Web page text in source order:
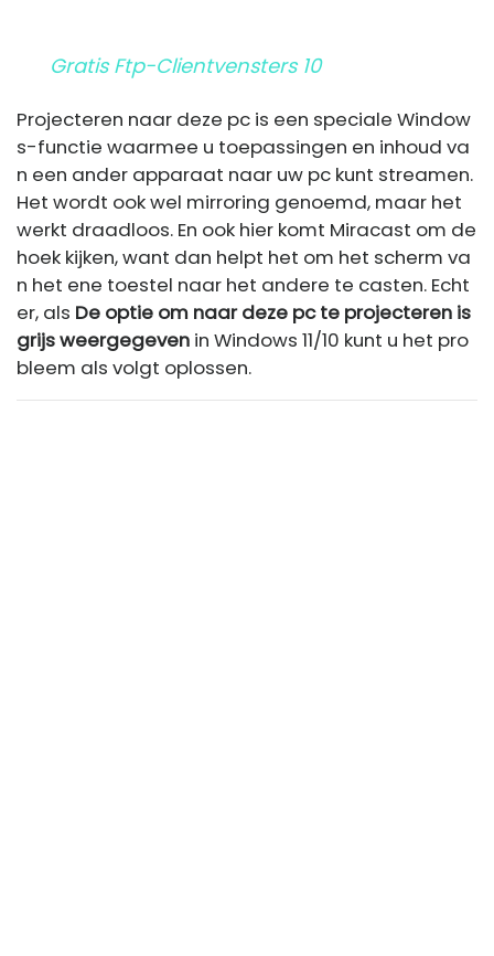
Gratis Ftp-Clientvensters 10
Projecteren naar deze pc is een speciale Window
s-functie waarmee u toepassingen en inhoud va
n een ander apparaat naar uw pc kunt streamen.
Het wordt ook wel mirroring genoemd, maar het
werkt draadloos. En ook hier komt Miracast om de
hoek kijken, want dan helpt het om het scherm va
n het ene toestel naar het andere te casten. Echt
er, als De optie om naar deze pc te projecteren is
grijs weergegeven in Windows 11/10 kunt u het pro
bleem als volgt oplossen.